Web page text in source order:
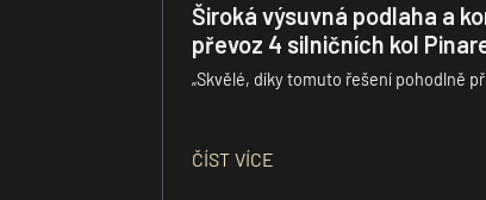
Široká výsuvná podlaha a
převoz 4 silničních kol
„Skvělé, díky tomuto řešení pohodlně
ČÍST VÍCE